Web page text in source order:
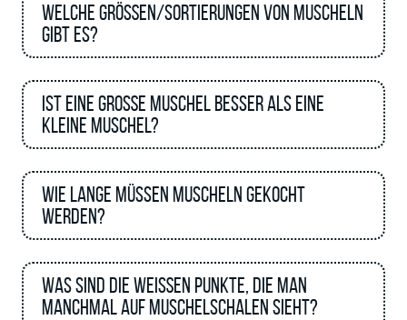
Welche Größen/Sortierungen von Muscheln
gibt es?
Ist eine große Muschel besser als eine
kleine Muschel?
Wie lange müssen Muscheln gekocht
werden?
Was sind die weißen Punkte, die man
manchmal auf Muschelschalen sieht?